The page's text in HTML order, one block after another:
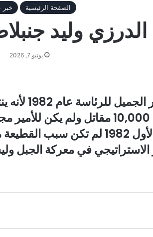
الصفحة الرئيسية خبر
الدرزي وليد
يونيو 7, 2026
الى مدرسة سياسية متطرفة لليمين اللبناني
كان وراءها
في معركة الجبل